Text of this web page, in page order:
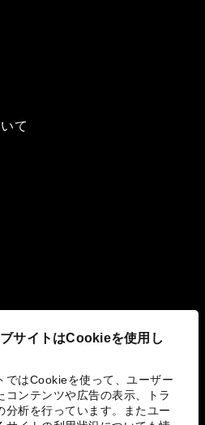
サイトはCookieを使用し
ではCookieを使って、ユーザー
コンテンツや広告の表示、トラ
分析を行っています。またユー
て
組み